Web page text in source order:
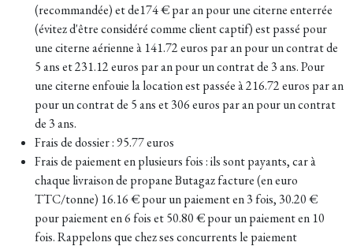
(recommandée) et de174 € par an pour une citerne enterrée
(évitez d'être considéré comme client captif) est passé pour
une citerne aérienne à 141.72 euros par an pour un contrat de
5 ans et 231.12 euros par an pour un contrat de 3 ans. Pour
une citerne enfouie la location est passée à 216.72 euros par an
pour un contrat de 5 ans et 306 euros par an pour un contrat
de 3 ans.
Frais de dossier : 95.77 euros
Frais de paiement en plusieurs fois : ils sont payants, car à
chaque livraison de propane Butagaz facture (en euro
TTC/tonne) 16.16 € pour un paiement en 3 fois, 30.20 €
pour paiement en 6 fois et 50.80 € pour un paiement en 10
fois. Rappelons que chez ses concurrents le paiement